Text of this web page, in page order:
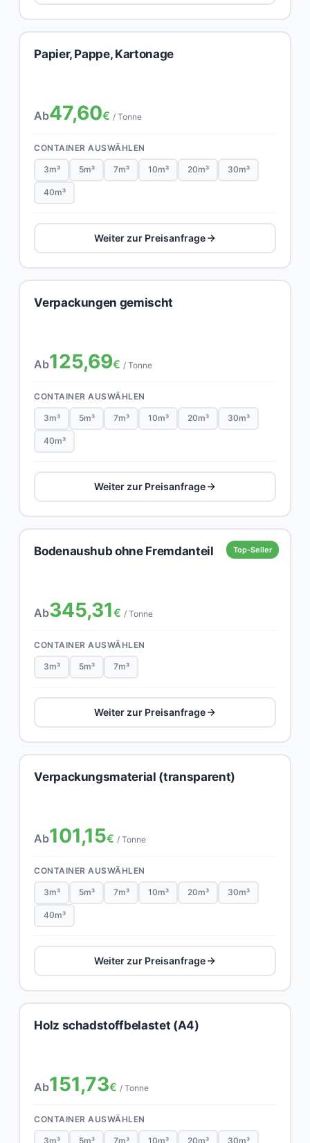
Papier, Pappe, Kartonage
Ab47,60€ / Tonne
CONTAINER AUSWÄHLEN
3m³ 5m³ 7m³ 10m³ 20m³ 30m³
40m³
Weiter zur Preisanfrage
Verpackungen gemischt
Ab125,69€ / Tonne
CONTAINER AUSWÄHLEN
3m³ 5m³ 7m³ 10m³ 20m³ 30m³
40m³
Weiter zur Preisanfrage
Top-Seller
Bodenaushub ohne Fremdanteil
Ab345,31€ / Tonne
CONTAINER AUSWÄHLEN
3m³ 5m³ 7m³
Weiter zur Preisanfrage
Verpackungsmaterial (transparent)
Ab101,15€ / Tonne
CONTAINER AUSWÄHLEN
3m³ 5m³ 7m³ 10m³ 20m³ 30m³
40m³
Weiter zur Preisanfrage
Holz schadstoffbelastet (A4)
Ab151,73€ / Tonne
CONTAINER AUSWÄHLEN
3m³ 5m³ 7m³ 10m³ 20m³ 30m³